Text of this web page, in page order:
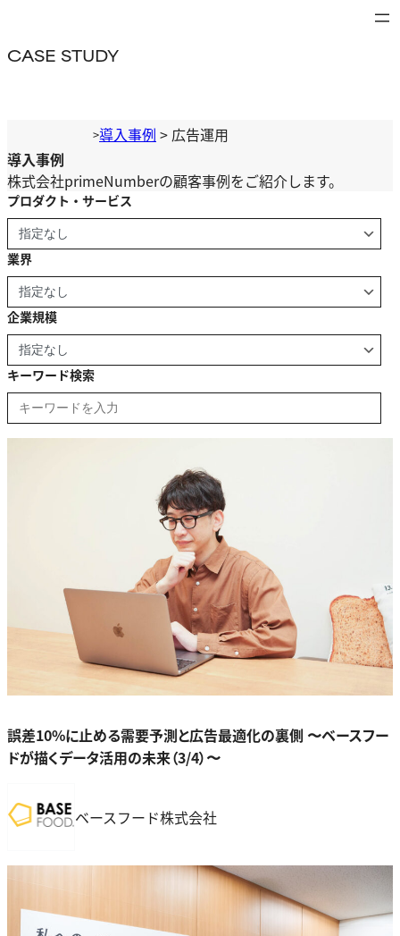
を
CASE STUDY
>導入事例 > 広告運用
導入事例
株式会社primeNumberの顧客事例をご紹介します。
プロダクト・サービス
業界
企業規模
キーワード検索
誤差10%に止める需要予測と広告最適化の裏側 〜ベースフー
ドが描くデータ活用の未来（3/4）〜
ベースフード株式会社